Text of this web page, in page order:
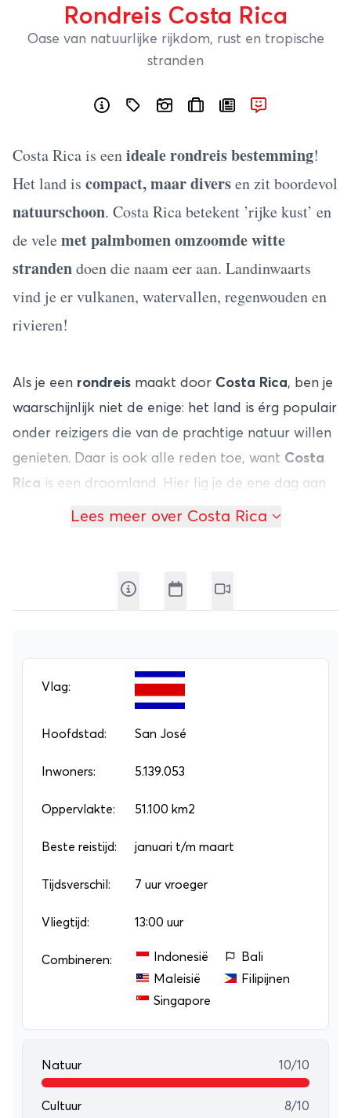
Rondreis Costa Rica
Oase van natuurlijke rijkdom, rust en tropische
stranden
Costa Rica is eenideale rondreis bestemming!
Het land is compact, maar diversen zit boordevol
natuurschoon. Costa Rica betekent ’rijke kust’ en
de velemet palmbomen omzoomde witte
strandendoen die naam eer aan. Landinwaarts
vind je er vulkanen, watervallen, regenwouden en
rivieren!
Als je een rondreis maakt door Costa Rica, ben je
waarschijnlijk niet de enige: het land is érg populair
onder reizigers die van de prachtige natuur willen
genieten. Daar is ook alle reden toe, want Costa
Rica is een droomland. Hier lig je de ene dag aan
één van de fraaie stranden en trek je de volgende
Costa Rica bovendien erg gemakkelijk, want het is
maar iets groter dan Nederland!
hun trekken. Er zijn vele natuurparken waar je
meer dan 200 verschillende zoogdieren
tegenkomt. Die diversiteit is te danken aan de
verschillende landschappen, zoals regenwouden,
kies je voor een
groepsrondreis
Lees meer over Costa Rica
Vlag:
Hoofdstad: San José
Inwoners: 5.139.053
Oppervlakte: 51.100 km2
Beste reistijd: januari t/m maart
Tijdsverschil: 7 uur vroeger
Vliegtijd: 13:00 uur
Combineren: Indonesië
Bali
Maleisië
Filipijnen
Singapore
Natuur 10/10
Cultuur 8/10